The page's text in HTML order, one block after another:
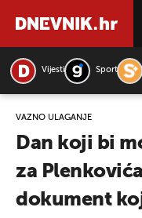
Vijesti Sport
VAŽNO ULAGANJE
Dan koji bi
za
dokument
PRETRAŽITE VIJESTI